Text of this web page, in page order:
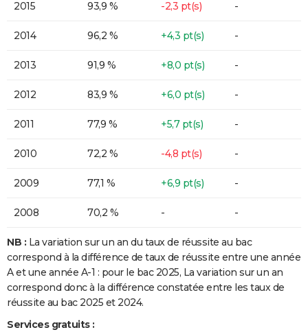
2015 93,9 % -2,3 pt(s) -
2014 96,2 % +4,3 pt(s) -
2013 91,9 % +8,0 pt(s) -
2012 83,9 % +6,0 pt(s) -
2011 77,9 % +5,7 pt(s) -
2010 72,2 % -4,8 pt(s) -
2009 77,1 % +6,9 pt(s) -
2008 70,2 % - -
NB : La variation sur un an du taux de réussite au bac
correspond à la différence de taux de réussite entre une année
A et une année A-1 : pour le bac 2025, La variation sur un an
correspond donc à la différence constatée entre les taux de
réussite au bac 2025 et 2024.
Services gratuits :